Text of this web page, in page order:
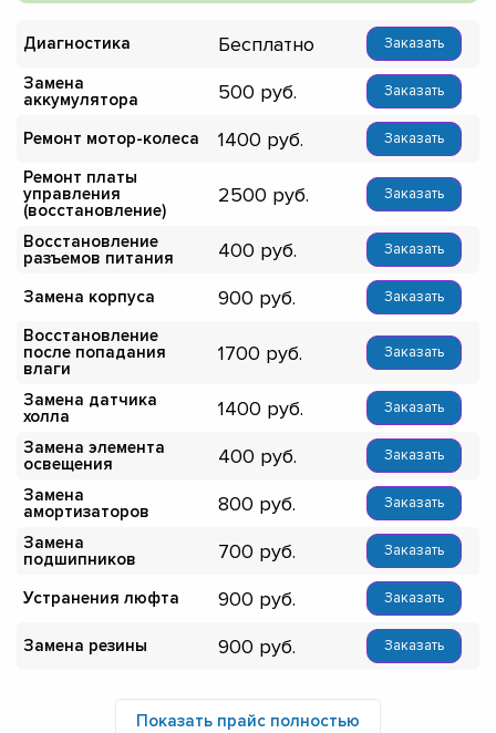
Диагностика Бесплатно Заказать
Замена
аккумулятора
500 Заказать
Ремонт мотор-колеса 1400 Заказать
Ремонт платы
управления
(восстановление)
2500 Заказать
Восстановление
разъемов питания
400 Заказать
Замена корпуса 900 Заказать
Восстановление
после попадания
влаги
1700 Заказать
Замена датчика
холла
1400 Заказать
Замена элемента
освещения
400 Заказать
Замена
амортизаторов
800 Заказать
Замена
подшипников
700 Заказать
Устранения люфта 900 Заказать
Замена резины 900 Заказать
Показать прайс полностью